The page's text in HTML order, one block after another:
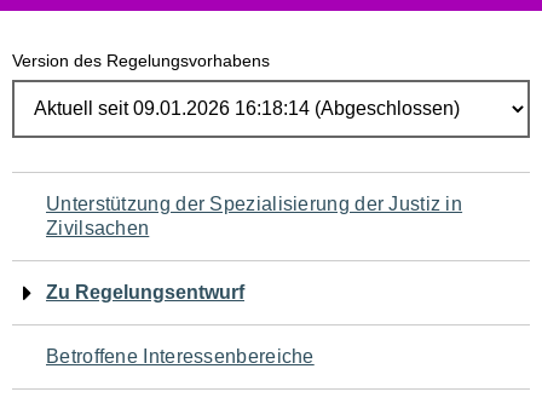
Version des Regelungsvorhabens
Navigation
für
den
Seiteninhalt
Unterstützung der Spezialisierung der Justiz in
Zivilsachen
Zu Regelungsentwurf
Betroffene Interessenbereiche